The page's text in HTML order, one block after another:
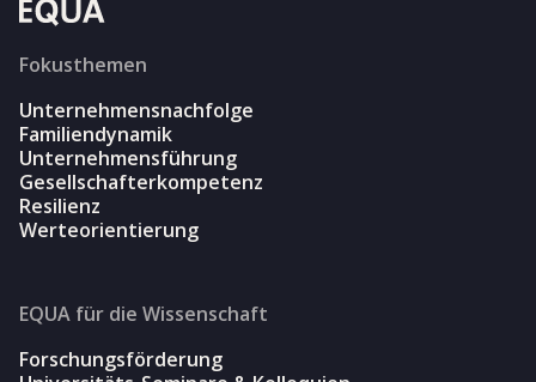
Fokusthemen
Unternehmensnachfolge
Familiendynamik
Unternehmensführung
Gesellschafterkompetenz
Resilienz
Werteorientierung
EQUA für die Wissenschaft
Forschungsförderung